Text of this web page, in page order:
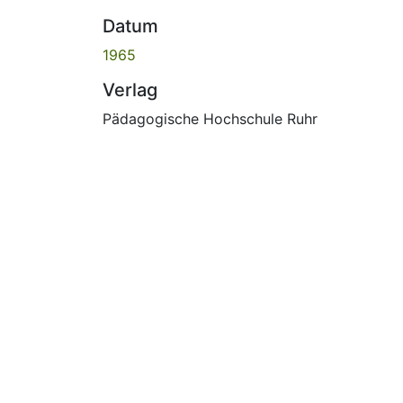
Datum
1965
Verlag
Pädagogische Hochschule Ruhr